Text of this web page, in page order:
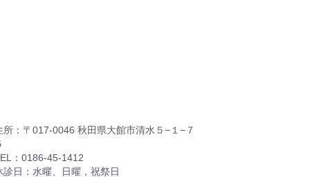
所：〒017-0046 秋田県大館市清水５−１−７
：0186-45-1412
診日：水曜、日曜，祝祭日